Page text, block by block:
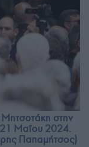
στην
21 Μαΐου 2024.
Παπαμήτσος)